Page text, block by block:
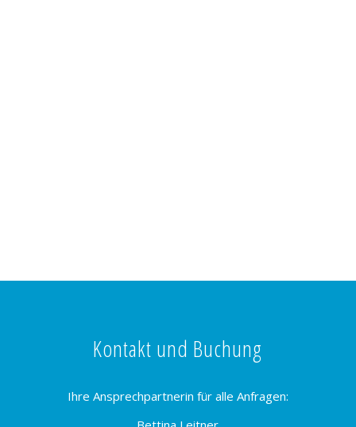
Kontakt und Buchung
Ihre Ansprechpartnerin für alle Anfragen: